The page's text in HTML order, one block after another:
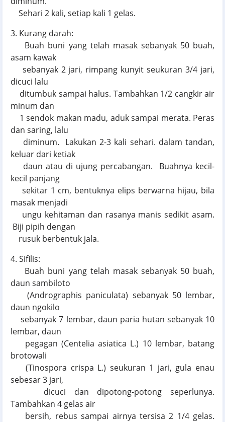
Sehari 2 kali, setiap kali 1 gelas.
3. Kurang darah:
Buah buni yang telah masak sebanyak 50 buah,
asam kawak
sebanyak 2 jari, rimpang kunyit seukuran 3/4 jari,
dicuci lalu
ditumbuk sampai halus. Tambahkan 1/2 cangkir air
minum dan
1 sendok makan madu, aduk sampai merata. Peras
dan saring, lalu
diminum. Lakukan 2-3 kali sehari. dalam tandan,
keluar dari ketiak
daun atau di ujung percabangan. Buahnya kecil-
kecil panjang
sekitar 1 cm, bentuknya elips berwarna hijau, bila
masak menjadi
ungu kehitaman dan rasanya manis sedikit asam.
Biji pipih dengan
rusuk berbentuk jala.
4. Sifilis:
Buah buni yang telah masak sebanyak 50 buah,
daun sambiloto
(Andrographis paniculata) sebanyak 50 lembar,
daun ngokilo
sebanyak 7 lembar, daun paria hutan sebanyak 10
lembar, daun
pegagan (Centelia asiatica L.) 10 lembar, batang
brotowali
(Tinospora crispa L.) seukuran 1 jari, gula enau
sebesar 3 jari,
dicuci dan dipotong-potong seperlunya.
Tambahkan 4 gelas air
bersih, rebus sampai airnya tersisa 2 1/4 gelas.